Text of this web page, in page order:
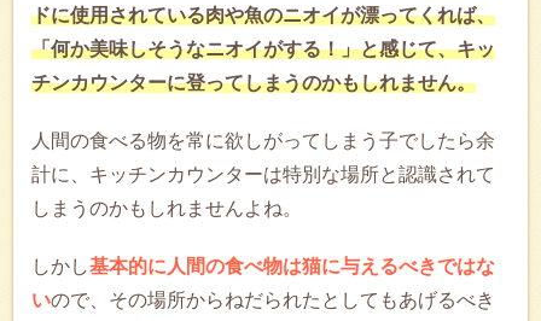
ドに使用されている肉や魚のニオイが漂ってくれば、
「何か美味しそうなニオイがする！」と感じて、キッ
チンカウンターに登ってしまうのかもしれません。
人間の食べる物を常に欲しがってしまう子でしたら余
計に、キッチンカウンターは特別な場所と認識されて
しまうのかもしれませんよね。
しかし基本的に人間の食べ物は猫に与えるべきではな
いので、その場所からねだられたとしてもあげるべき